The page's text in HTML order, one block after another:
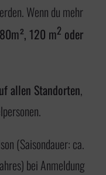
Wenn du mehr
80m², 120 m2 oder
allen Standorten,
(Saisondauer: ca.
bei Anmeldung